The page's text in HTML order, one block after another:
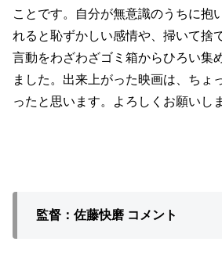
ことです。自分が無意識のうちに抱
れると恥ずかしい感情や、掃いて捨
言動をわざわざゴミ箱からひろい集
ました。出来上がった映画は、ちょ
ったと思います。よろしくお願いし
監督：佐藤快磨 コメント